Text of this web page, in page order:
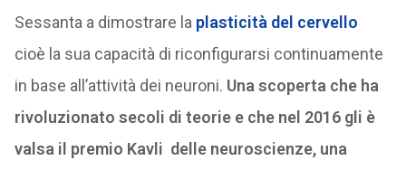
Sessanta a dimostrare la plasticità del cervello
cioè la sua capacità di riconfigurarsi continuamente
in base all’attività dei neuroni. Una scoperta che ha
rivoluzionato secoli di teorie e che nel 2016 gli è
valsa il premio Kavli delle neuroscienze, una